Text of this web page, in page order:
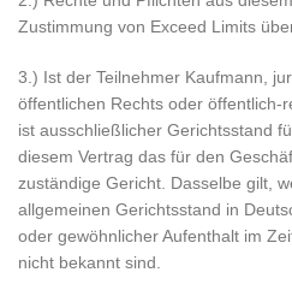
Zustimmung von Exceed Limits
3.) Ist der Teilnehmer Kaufmann,
öffentlichen Rechts oder öffentlich-
ist ausschließlicher Gerichtsstand
diesem Vertrag das für den
zuständige Gericht. Dasselbe gilt,
allgemeinen Gerichtsstand in
oder gewöhnlicher Aufenthalt im
nicht bekannt sind.